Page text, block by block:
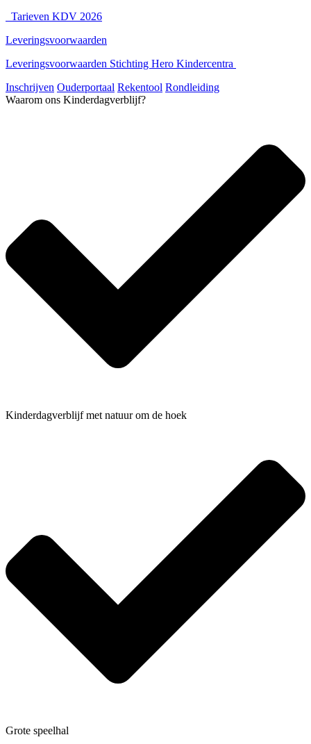
Tarieven KDV 2026
Leveringsvoorwaarden
Leveringsvoorwaarden Stichting Hero Kindercentra
Inschrijven Ouderportaal Rekentool Rondleiding
Waarom ons Kinderdagverblijf?
Kinderdagverblijf met natuur om de hoek
Grote speelhal